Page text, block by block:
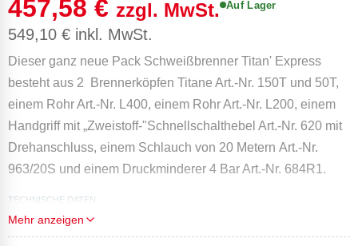
457,58 € zzgl. MwSt.
549,10 € inkl. MwSt.
Auf Lager
Dieser ganz neue Pack Schweißbrenner Titan' Express
besteht aus 2 Brennerköpfen Titane Art.-Nr. 150T und 50T,
einem Rohr Art.-Nr. L400, einem Rohr Art.-Nr. L200, einem
Handgriff mit „Zweistoff-"Schnellschalthebel Art.-Nr. 620 mit
Drehanschluss, einem Schlauch von 20 Metern Art.-Nr.
963/20S und einem Druckminderer 4 Bar Art.-Nr. 684R1.
TECHNISCHE DATEN
Leistung (in kW) 50T bei 4 Bar: 50
Mehr anzeigen